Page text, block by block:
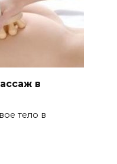
в
тело в